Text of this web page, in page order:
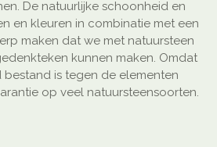
De natuurlijke schoonheid en
en kleuren in combinatie met een
maken dat we met natuursteen
kunnen maken. Omdat
is tegen de elementen
op veel natuursteensoorten.